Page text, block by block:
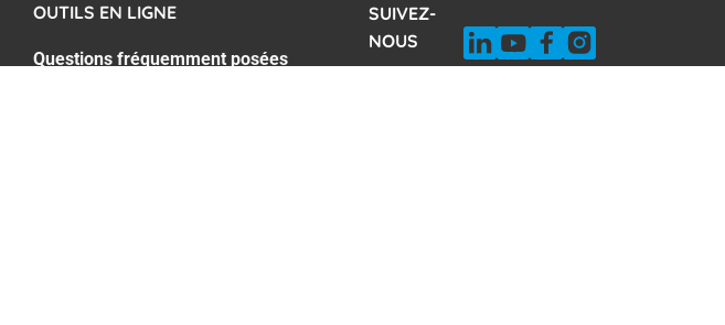
OUTILS EN LIGNE
Questions fréquemment posées
SUIVEZ-
NOUS